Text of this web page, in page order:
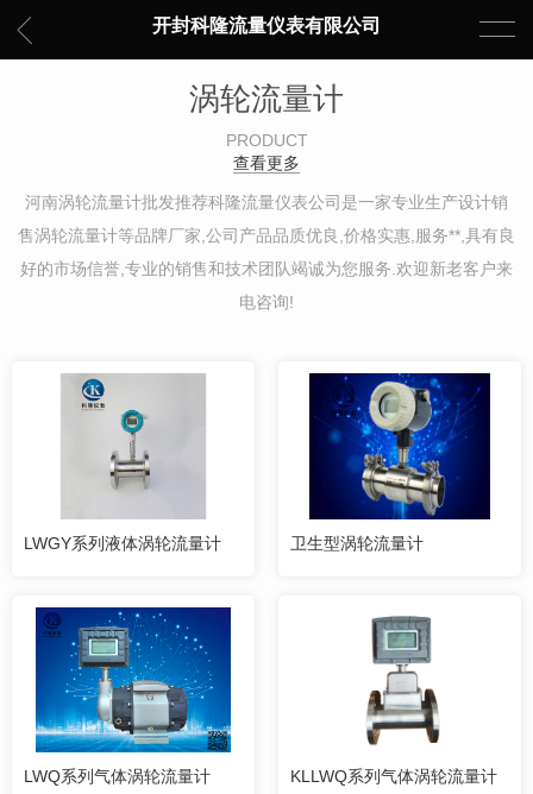
开封科隆流量仪表有限公司
涡轮流量计
PRODUCT
查看更多
河南涡轮流量计批发推荐科隆流量仪表公司是一家专业生产设计销
售涡轮流量计等品牌厂家,公司产品品质优良,价格实惠,服务**,具有良
好的市场信誉,专业的销售和技术团队竭诚为您服务.欢迎新老客户来
电咨询!
LWGY系列液体涡轮流量计 卫生型涡轮流量计
LWQ系列气体涡轮流量计 KLLWQ系列气体涡轮流量计